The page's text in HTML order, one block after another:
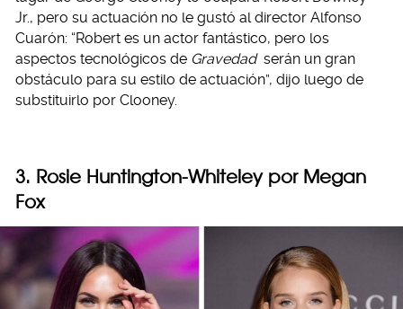
Jr., pero su actuación no le gustó al director Alfonso
Cuarón: “Robert es un actor fantástico, pero los
aspectos tecnológicos de Gravedad serán un gran
obstáculo para su estilo de actuación”, dijo luego de
substituirlo por Clooney.
3. Rosie Huntington-Whiteley por Megan
Fox